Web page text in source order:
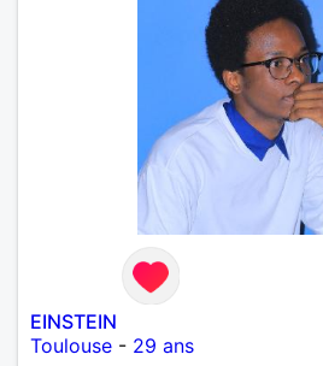
EINSTEIN
Toulouse - 29 ans